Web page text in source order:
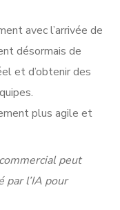
avec l’arrivée de
désormais de
et d’obtenir des
plus agile et
peut
l’IA pour